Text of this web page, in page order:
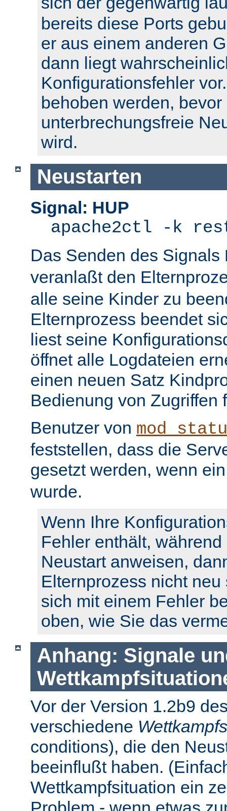
bereits diese Ports
er aus einem anderen
dann liegt
Konfigurationsfehler
behoben werden, bevor
unterbrechungsfreie
wird.
Neustarten
Signal: HUP
apache2ctl -k
Das Senden des Signals
veranlaßt den
alle seine Kinder zu
Elternprozess beendet
liest seine
öffnet alle Logdateien
einen neuen Satz
Bedienung von Zugriffen
Benutzer von
feststellen, dass die
gesetzt werden, wenn
wurde.
Wenn Ihre
Fehler enthält,
Neustart anweisen,
Elternprozess nicht
sich mit einem Fehler
oben, wie Sie das
Anhang: Signale
Vor der Version 1.2b9
verschiedene
conditions), die den
beeinflußt haben.
Wettkampfsituation ein